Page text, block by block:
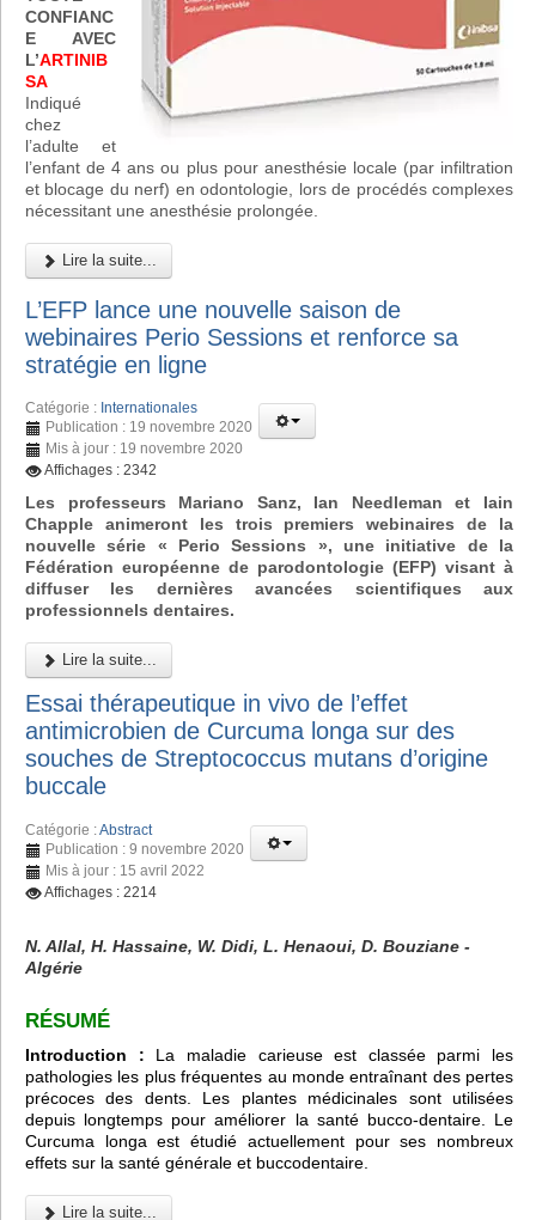
CONFIANC
E AVEC
L’ARTINIB
SA
Indiqué
chez
l’adulte et
l’enfant de 4 ans ou plus pour anesthésie locale (par infiltration
et blocage du nerf) en odontologie, lors de procédés complexes
nécessitant une anesthésie prolongée.
Lire la suite...
L’EFP lance une nouvelle saison de
webinaires Perio Sessions et renforce sa
stratégie en ligne
Catégorie : Internationales
Publication : 19 novembre 2020
Mis à jour : 19 novembre 2020
Affichages : 2342
Les professeurs Mariano Sanz, Ian Needleman et Iain
Chapple animeront les trois premiers webinaires de la
nouvelle série « Perio Sessions », une initiative de la
Fédération européenne de parodontologie (EFP) visant à
diffuser les dernières avancées scientifiques aux
professionnels dentaires.
Lire la suite...
Essai thérapeutique in vivo de l’effet
antimicrobien de Curcuma longa sur des
souches de Streptococcus mutans d’origine
buccale
Catégorie :Abstract
Publication : 9 novembre 2020
Mis à jour : 15 avril 2022
Affichages : 2214
N. Allal, H. Hassaine, W. Didi, L. Henaoui, D. Bouziane -
Algérie
RÉSUMÉ
Introduction : La maladie carieuse est classée parmi les
pathologies les plus fréquentes au monde entraînant des pertes
précoces des dents. Les plantes médicinales sont utilisées
depuis longtemps pour améliorer la santé bucco-dentaire. Le
Curcuma longa est étudié actuellement pour ses nombreux
effets sur la santé générale et buccodentaire.
Lire la suite...